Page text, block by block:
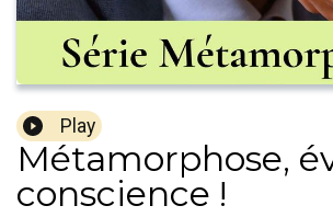
Play
Métamorphose,
conscience !